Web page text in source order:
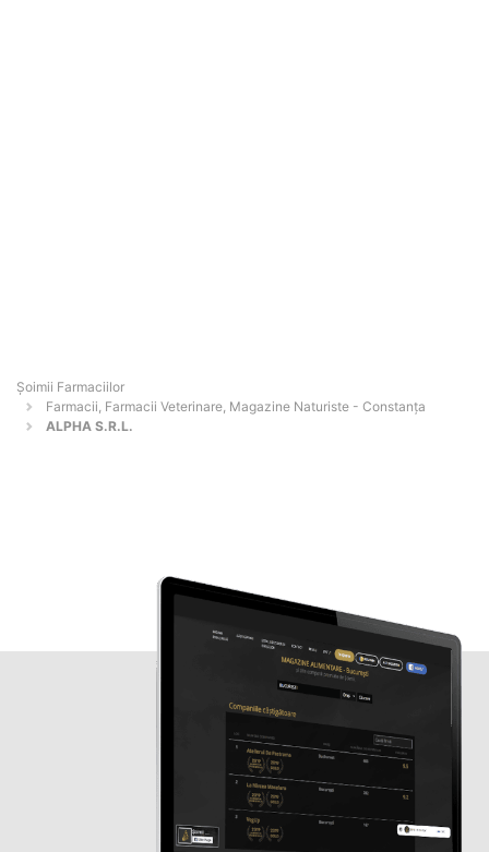
Şoimii Farmaciilor
Farmacii, Farmacii Veterinare, Magazine Naturiste - Constanţa
ALPHA S.R.L.